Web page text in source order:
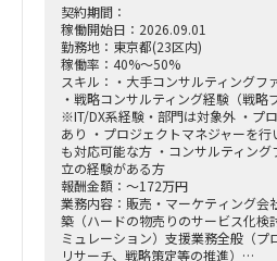
契約期間：
稼働開始日：2026.09.01
勤務地：東京都(23区内)
稼働率：40%～50%
スキル：・大手コンサルティングフ
・戦略コンサルティング経験（戦略
※IT/DX系経験・部門は対象外 ・プ
あり ・プロジェクトマネジャーを
も対応可能な方 ・コンサルティン
立の経験がある方
報酬金額：～172万円
業務内容：販売・マーケティング会
築（ハードの物売りのサービス化検
ミュレーション）支援業務全般（プ
リサーチ、戦略策定等の推進）